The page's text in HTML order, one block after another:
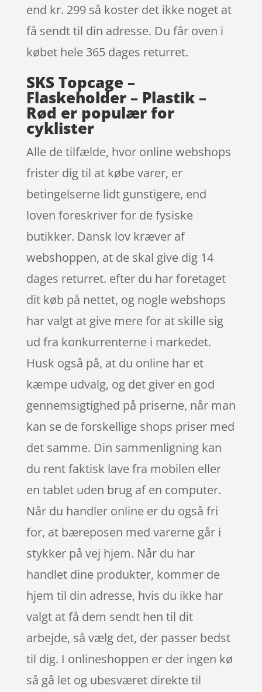
end kr. 299 så koster det ikke noget at
få sendt til din adresse. Du får oven i
købet hele 365 dages returret.
SKS Topcage –
Flaskeholder – Plastik –
Rød er populær for
cyklister
Alle de tilfælde, hvor online webshops
frister dig til at købe varer, er
betingelserne lidt gunstigere, end
loven foreskriver for de fysiske
butikker. Dansk lov kræver af
webshoppen, at de skal give dig 14
dages returret. efter du har foretaget
dit køb på nettet, og nogle webshops
har valgt at give mere for at skille sig
ud fra konkurrenterne i markedet.
Husk også på, at du online har et
kæmpe udvalg, og det giver en god
gennemsigtighed på priserne, når man
kan se de forskellige shops priser med
det samme. Din sammenligning kan
du rent faktisk lave fra mobilen eller
en tablet uden brug af en computer.
Når du handler online er du også fri
for, at bæreposen med varerne går i
stykker på vej hjem. Når du har
handlet dine produkter, kommer de
hjem til din adresse, hvis du ikke har
valgt at få dem sendt hen til dit
arbejde, så vælg det, der passer bedst
til dig. I onlineshoppen er der ingen kø
så gå let og ubesværet direkte til